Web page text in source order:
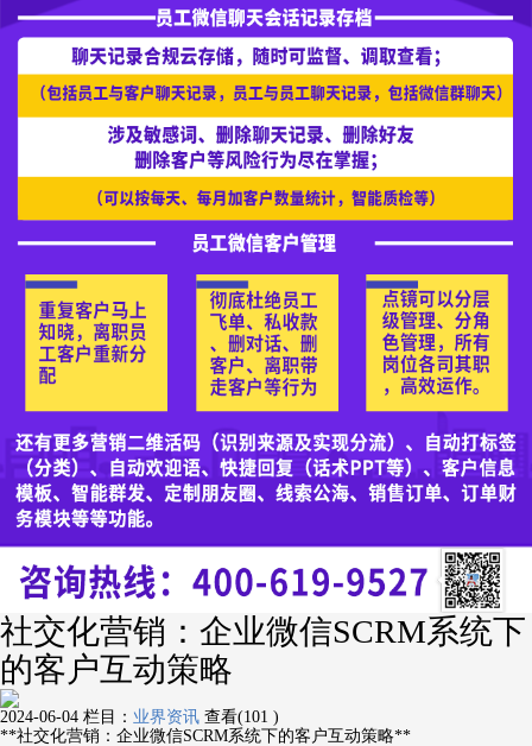
社交化营销：企业微信SCRM系统下
的客户互动策略
2024-06-04 栏目： 业界资讯 查看(101 )
**社交化营销：企业微信SCRM系统下的客户互动策略**